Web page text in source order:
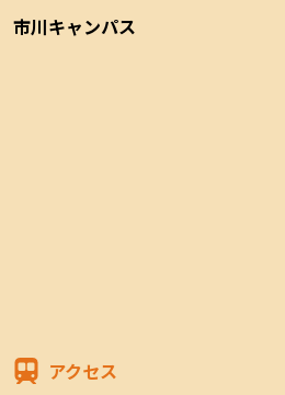
市川キャンパス
アクセス